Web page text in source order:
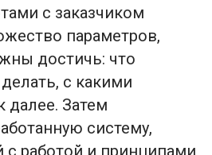
с заказчиком
параметров,
достичь: что
с какими
далее. Затем
систему,
работой и принципами